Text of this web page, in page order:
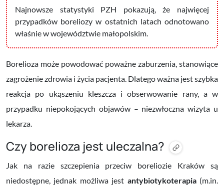
Najnowsze statystyki PZH pokazują, że najwięcej
przypadków boreliozy w ostatnich latach odnotowano
właśnie w województwie małopolskim.
Borelioza może powodować poważne zaburzenia, stanowiące
zagrożenie zdrowia i życia pacjenta. Dlatego ważna jestszybka
reakcja po ukąszeniu kleszcza i obserwowanie rany, a w
przypadku niepokojących objawów – niezwłocznawizyta u
lekarza.
Czy borelioza jest uleczalna?
Jak na razie szczepienia przeciw boreliozie Kraków są
niedostępne, jednak możliwa jest antybiotykoterapia (m.in.